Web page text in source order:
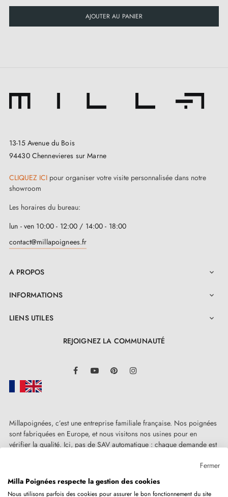
AJOUTER AU PANIER
13-15 Avenue du Bois
94430 Chennevieres sur Marne
CLIQUEZ ICI pour organiser votre visite personnalisée dans notre
showroom
Les horaires du bureau:
lun - ven 10:00 - 12:00 / 14:00 - 18:00
contact@millapoignees.fr
A PROPOS 
INFORMATIONS 
LIENS UTILES 
REJOIGNEZ LA COMMUNAUTÉ
FacebookYouTube Pinterest
Millapoignées, c’est une entreprise familiale française. Nos poignées
sont fabriquées en Europe, et nous visitons nos usines pour en
vérifier la qualité. Ici, pas de SAV automatique : chaque demande est
Fermer
Milla Poignées respecte la gestion des cookies
Nous utilisons parfois des cookies pour assurer le bon fonctionnement du site